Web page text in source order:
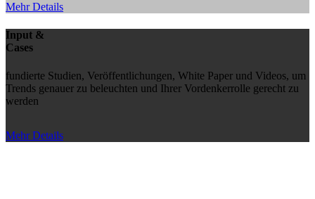
Mehr Details
Input &
Cases
fundierte Studien, Veröffentlichungen, White Paper und Videos, um
Trends genauer zu beleuchten und Ihrer Vordenkerrolle gerecht zu
werden
Mehr Details